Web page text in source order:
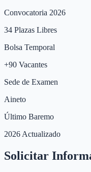
Convocatoria 2026
34 Plazas Libres
Bolsa Temporal
+90 Vacantes
Sede de Examen
Aineto
Último Baremo
2026 Actualizado
Solicitar